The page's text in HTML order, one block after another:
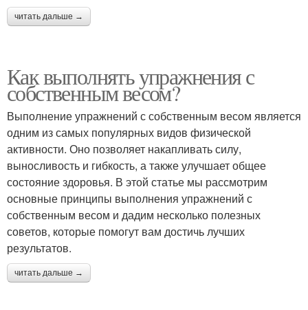
читать дальше →
Как выполнять упражнения с
собственным весом?
Выполнение упражнений с собственным весом является
одним из самых популярных видов физической
активности. Оно позволяет накапливать силу,
выносливость и гибкость, а также улучшает общее
состояние здоровья. В этой статье мы рассмотрим
основные принципы выполнения упражнений с
собственным весом и дадим несколько полезных
советов, которые помогут вам достичь лучших
результатов.
читать дальше →